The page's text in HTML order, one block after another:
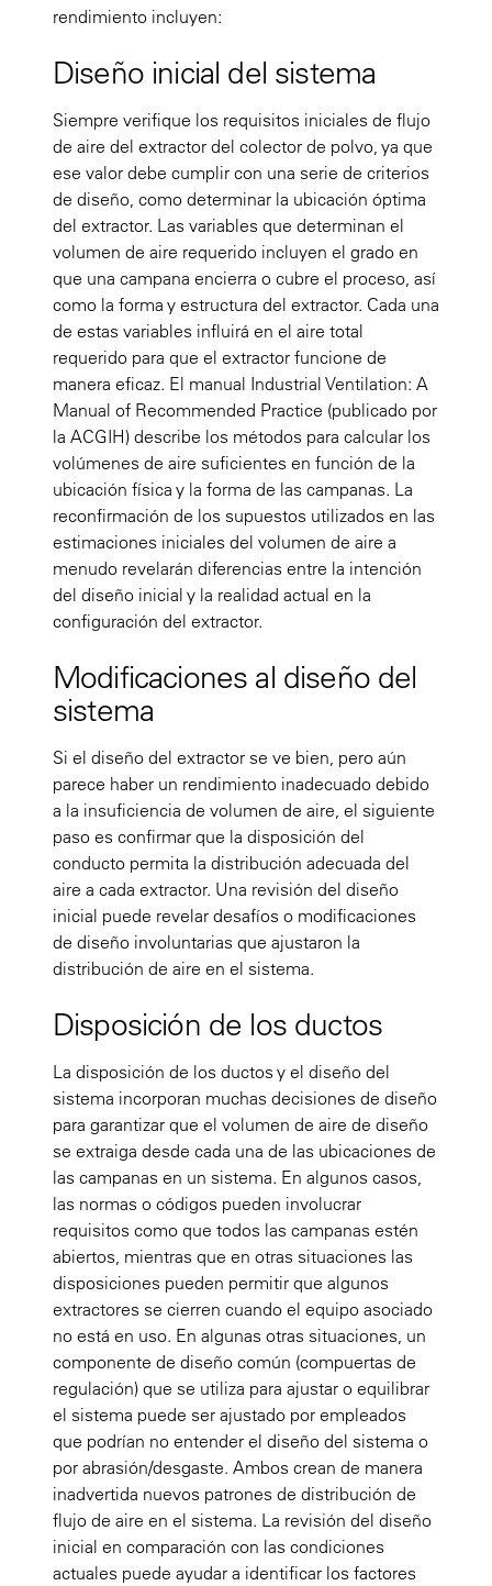
rendimiento incluyen:
Diseño inicial del sistema
Siempre verifique los requisitos iniciales de flujo
de aire del extractor del colector de polvo, ya que
ese valor debe cumplir con una serie de criterios
de diseño, como determinar la ubicación óptima
del extractor. Las variables que determinan el
volumen de aire requerido incluyen el grado en
que una campana encierra o cubre el proceso, así
como la forma y estructura del extractor. Cada una
de estas variables influirá en el aire total
requerido para que el extractor funcione de
manera eficaz. El manual Industrial Ventilation: A
Manual of Recommended Practice (publicado por
la ACGIH) describe los métodos para calcular los
volúmenes de aire suficientes en función de la
ubicación física y la forma de las campanas. La
reconfirmación de los supuestos utilizados en las
estimaciones iniciales del volumen de aire a
menudo revelarán diferencias entre la intención
del diseño inicial y la realidad actual en la
configuración del extractor.
Modificaciones al diseño del
sistema
Si el diseño del extractor se ve bien, pero aún
parece haber un rendimiento inadecuado debido
a la insuficiencia de volumen de aire, el siguiente
paso es confirmar que la disposición del
conducto permita la distribución adecuada del
aire a cada extractor. Una revisión del diseño
inicial puede revelar desafíos o modificaciones
de diseño involuntarias que ajustaron la
distribución de aire en el sistema.
Disposición de los ductos
La disposición de los ductos y el diseño del
sistema incorporan muchas decisiones de diseño
para garantizar que el volumen de aire de diseño
se extraiga desde cada una de las ubicaciones de
las campanas en un sistema. En algunos casos,
las normas o códigos pueden involucrar
requisitos como que todos las campanas estén
abiertos, mientras que en otras situaciones las
disposiciones pueden permitir que algunos
extractores se cierren cuando el equipo asociado
no está en uso. En algunas otras situaciones, un
componente de diseño común (compuertas de
regulación) que se utiliza para ajustar o equilibrar
el sistema puede ser ajustado por empleados
que podrían no entender el diseño del sistema o
por abrasión/desgaste. Ambos crean de manera
inadvertida nuevos patrones de distribución de
flujo de aire en el sistema. La revisión del diseño
inicial en comparación con las condiciones
actuales puede ayudar a identificar los factores